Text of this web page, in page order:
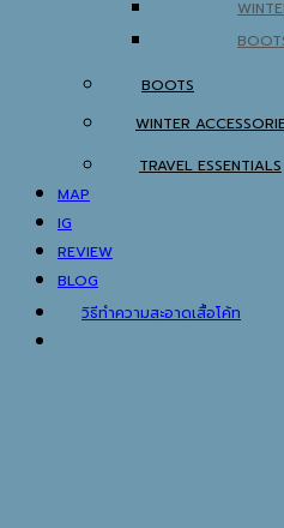
BOOTS
WINTER
TRAVEL ESSENTIALS
MAP
IG
REVIEW
BLOG
วิธีทำความสะอาดเสื้อโค้ท